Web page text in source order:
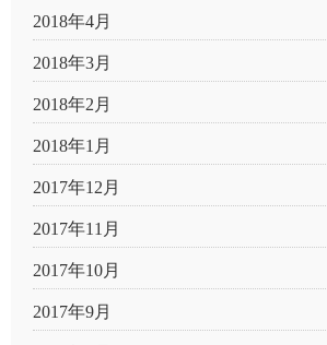
2018年4月
2018年3月
2018年2月
2018年1月
2017年12月
2017年11月
2017年10月
2017年9月